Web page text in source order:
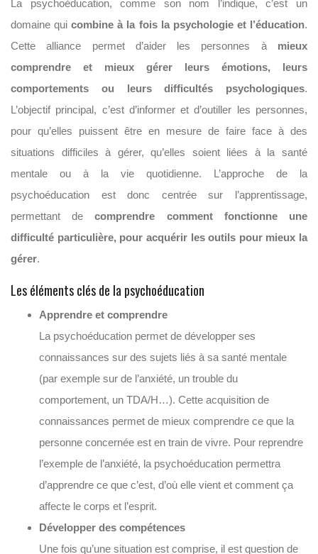
La psychoéducation, comme son nom l’indique, c’est un
domaine quicombine à la fois la psychologie et l’éducation.
Cette alliance permet d’aider les personnes à mieux
comprendre et mieux gérer leurs émotions, leurs
comportements ou leurs difficultés psychologiques.
L’objectif principal, c’est d’informer et d’outiller les personnes,
pour qu’elles puissent être en mesure de faire face à des
situations difficiles à gérer, qu’elles soient liées à la santé
mentale ou à la vie quotidienne. L’approche de la
psychoéducation est donc centrée sur l’apprentissage,
permettant decomprendre comment fonctionne une
difficulté particulière, pour acquérir les outils pour mieux la
gérer.
Les éléments clés de la psychoéducation
Apprendre et comprendre
La psychoéducation permet de développer ses
connaissances sur des sujets liés à sa santé mentale
(par exemple sur de l’anxiété, un trouble du
comportement, un TDA/H…). Cette acquisition de
connaissances permet de mieux comprendre ce que la
personne concernée est en train de vivre. Pour reprendre
l’exemple de l’anxiété, la psychoéducation permettra
d’apprendre ce que c’est, d’où elle vient et comment ça
affecte le corps et l’esprit.
Développer des compétences
Une fois qu’une situation est comprise, il est question de